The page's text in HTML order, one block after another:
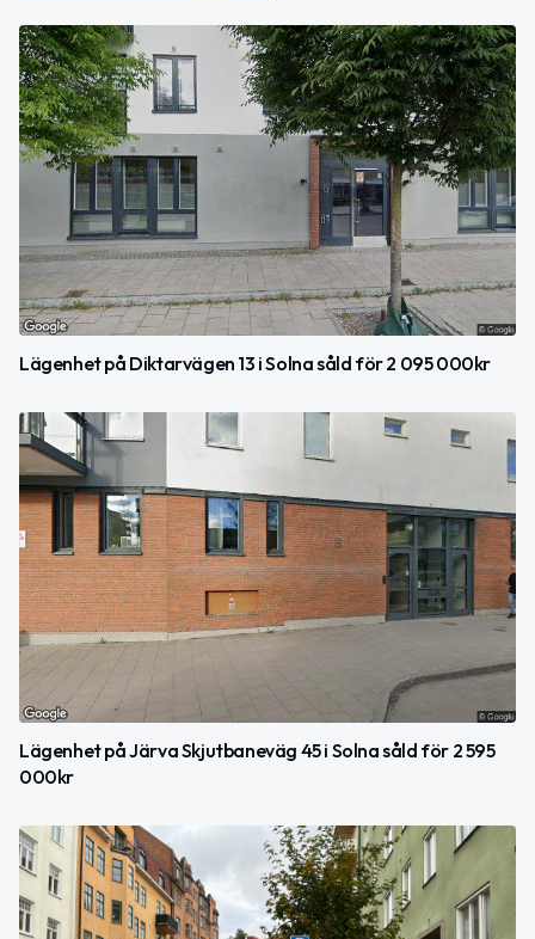
Lägenhet på Diktarvägen 13 i Solna såld för 2 095 000kr
Lägenhet på Järva Skjutbaneväg 45 i Solna såld för 2 595
000kr